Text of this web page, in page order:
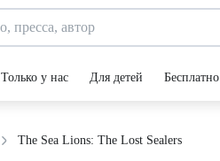
Только у нас Для детей Бесплатно
The Sea Lions: The Lost Sealers